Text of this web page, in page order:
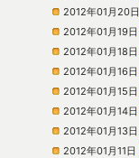
2012年01月20日
2012年01月19日
2012年01月18日
2012年01月16日
2012年01月15日
2012年01月14日
2012年01月13日
2012年01月11日